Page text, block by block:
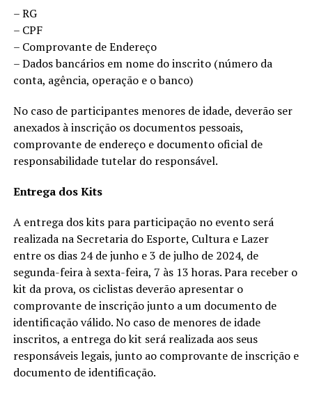
– RG
– CPF
– Comprovante de Endereço
– Dados bancários em nome do inscrito (número da
conta, agência, operação e o banco)
No caso de participantes menores de idade, deverão ser
anexados à inscrição os documentos pessoais,
comprovante de endereço e documento oficial de
responsabilidade tutelar do responsável.
Entrega dos Kits
A entrega dos kits para participação no evento será
realizada na Secretaria do Esporte, Cultura e Lazer
entre os dias 24 de junho e 3 de julho de 2024, de
segunda-feira à sexta-feira, 7 às 13 horas. Para receber o
kit da prova, os ciclistas deverão apresentar o
comprovante de inscrição junto a um documento de
identificação válido. No caso de menores de idade
inscritos, a entrega do kit será realizada aos seus
responsáveis legais, junto ao comprovante de inscrição e
documento de identificação.